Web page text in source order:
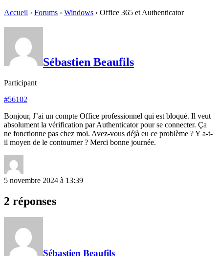
Accueil › Forums › Windows › Office 365 et Authenticator
Sébastien Beaufils
Participant
#56102
Bonjour, J’ai un compte Office professionnel qui est bloqué. Il veut
absolument la vérification par Authenticator pour se connecter. Ça
ne fonctionne pas chez moi. Avez-vous déjà eu ce problème ? Y a-t-
il moyen de le contourner ? Merci bonne journée.
5 novembre 2024 à 13:39
2 réponses
Sébastien Beaufils